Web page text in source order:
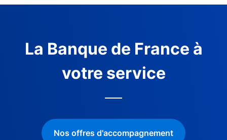
La Banque de France à
votre service
Nos offres d'accompagnement